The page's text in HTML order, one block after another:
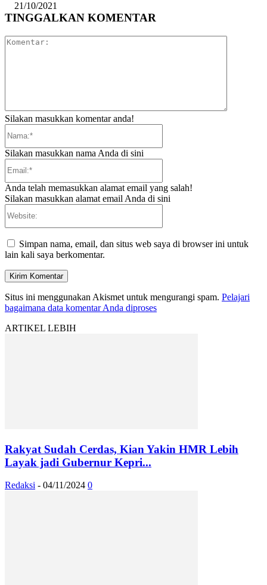
21/10/2021
TINGGALKAN KOMENTAR
Silakan masukkan komentar anda!
Silakan masukkan nama Anda di sini
Anda telah memasukkan alamat email yang salah!
Silakan masukkan alamat email Anda di sini
Simpan nama, email, dan situs web saya di browser ini untuk
lain kali saya berkomentar.
Situs ini menggunakan Akismet untuk mengurangi spam. Pelajari
bagaimana data komentar Anda diproses
ARTIKEL LEBIH
Rakyat Sudah Cerdas, Kian Yakin HMR Lebih
Layak jadi Gubernur Kepri...
Redaksi - 04/11/2024 0